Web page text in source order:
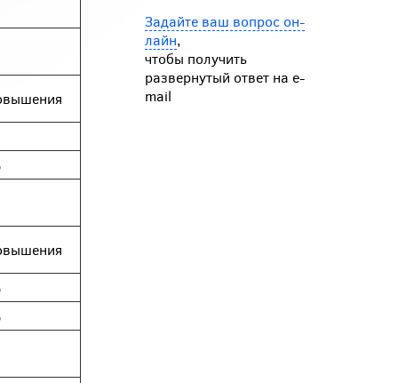
Задайте ваш вопрос он-
лайн,
чтобы получить
развернутый ответ на e-
mail